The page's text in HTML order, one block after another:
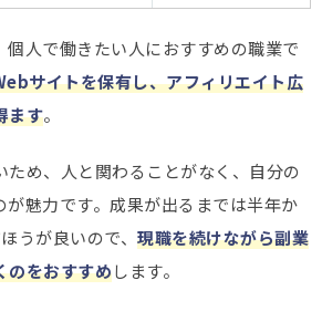
個人で働きたい人におすすめの職業で
サイトを保有し、アフィリエイト広
ます。
ため、人と関わることがなく、自分の
が魅力です。成果が出るまでは半年か
うが良いので、 現職を続けながら副業
のをおすすめします。